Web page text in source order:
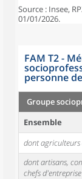
Source : Insee,
01/01/2026.
FAM T2 -
personne
Groupe
Ensemble
dont
dont artisans,
chefs d'entreprise